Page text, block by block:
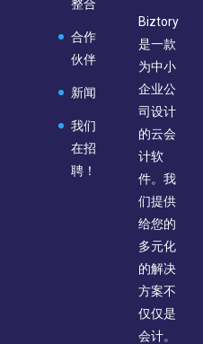
整合
合作
伙伴
新闻
我们
在招
聘！
Biztory
是一款
为中小
企业公
司设计
的云会
计软
件。我
们提供
给您的
多元化
的解决
方案不
仅仅是
会计。